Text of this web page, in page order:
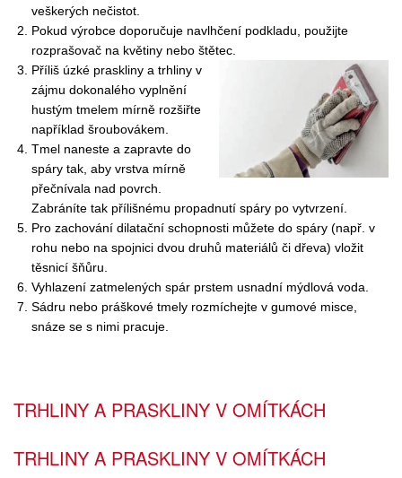
veškerých nečistot.
Pokud výrobce doporučuje navlhčení podkladu, použijte
rozprašovač na květiny nebo štětec.
Příliš úzké praskliny a trhliny v
zájmu dokonalého vyplnění
hustým tmelem mírně rozšiřte
například šroubovákem.
Tmel naneste a zapravte do
spáry tak, aby vrstva mírně
přečnívala nad povrch.
Zabráníte tak přílišnému propadnutí spáry po vytvrzení.
Pro zachování dilatační schopnosti můžete do spáry (např. v
rohu nebo na spojnici dvou druhů materiálů či dřeva) vložit
těsnicí šňůru.
Vyhlazení zatmelených spár prstem usnadní mýdlová voda.
Sádru nebo práškové tmely rozmíchejte v gumové misce,
snáze se s nimi pracuje.
TRHLINY A PRASKLINY V OMÍTKÁCH
TRHLINY A PRASKLINY V OMÍTKÁCH